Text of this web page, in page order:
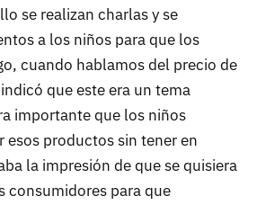
se realizan charlas y se
a los niños para que los
cuando hablamos del precio de
que este era un tema
importante que los niños
esos productos sin tener en
la impresión de que se quisiera
consumidores para que